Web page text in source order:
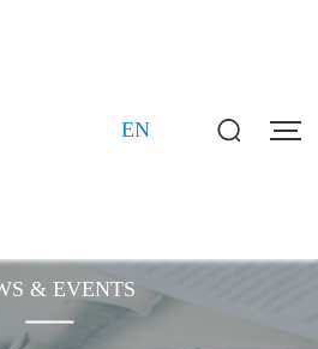
EN
& EVENTS